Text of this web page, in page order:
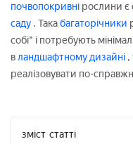
почвопокривні рослини є
саду . Такабагаторічники
собі" і потребують
вландшафтному дизайні ,
реалізовувати по-
зміст статті